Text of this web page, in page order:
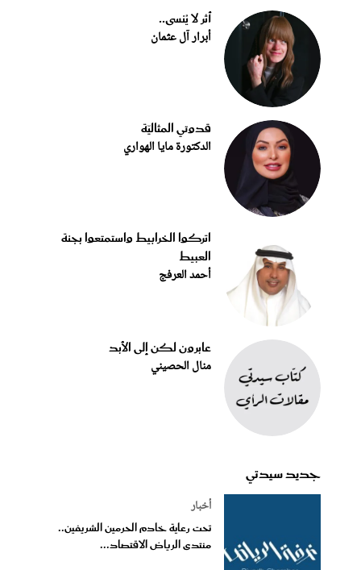
أثر لا يُنسى..
أبرار آل عثمان
قدوتي المثاليّة
الدكتورة مايا الهواري
اتركوا الخرابيط واستمتعوا بجنة
العبيط
أحمد العرفج
عابرون لكن إلى الأبد
منال الحصيني
جديد سيدتي
أخبار
تحت رعاية خادم الحرمين الشريفين..
منتدى الرياض الاقتصاد...